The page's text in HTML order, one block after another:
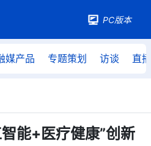
PC版本
媒产品 专题策划 访谈 直播
能+医疗健康”创新